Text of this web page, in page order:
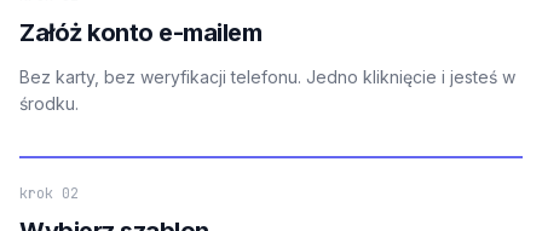
Załóż konto e-mailem
Bez karty, bez weryfikacji telefonu. Jedno kliknięcie i jesteś w
środku.
krok 02